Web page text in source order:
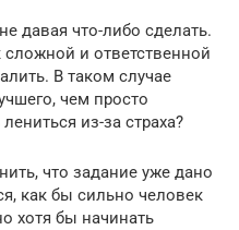
давая что-либо сделать.
и ответственной
В таком случае
чем просто
из-за страха?
что задание уже дано
как бы сильно человек
хотя бы начинать